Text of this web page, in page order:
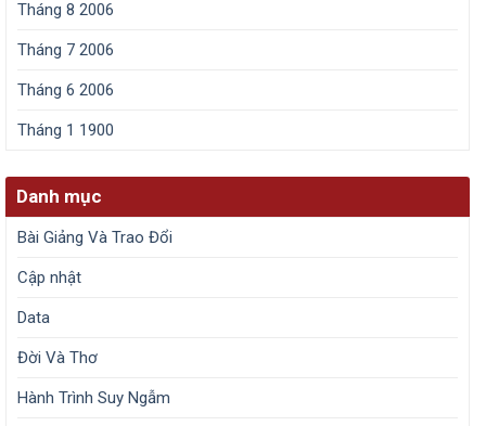
Tháng 8 2006
Tháng 7 2006
Tháng 6 2006
Tháng 1 1900
Danh mục
Bài Giảng Và Trao Đổi
Cập nhật
Data
Đời Và Thơ
Hành Trình Suy Ngẫm